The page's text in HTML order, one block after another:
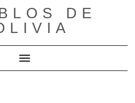
DE
Cambiar modo de navegación